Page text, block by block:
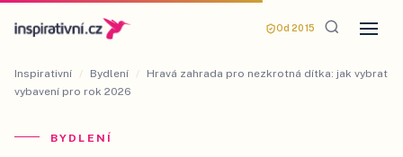
Od 2015
Inspirativní / Bydlení /
Hravá zahrada pro nezkrotná dítka: jak vybrat
vybavení pro rok 2026
BYDLENÍ